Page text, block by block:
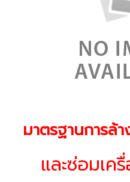
มาตรฐานการล้
และซ่อมเค